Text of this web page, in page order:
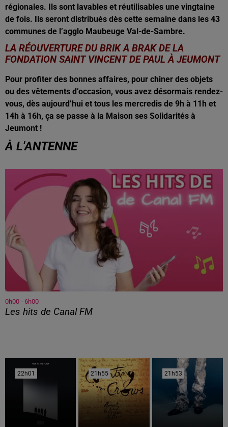
régionales. Ils sont lavables et réutilisables une vingtaine
de fois. Ils seront distribués dès cette semaine dans les 43
communes de l’agglo Maubeuge Val-de-Sambre.
LA RÉOUVERTURE DU BRIK A BRAK DE LA
FONDATION SAINT VINCENT DE PAUL À JEUMONT
Pour profiter des bonnes affaires, pour chiner des objets
ou des vêtements d’occasion, vous avez désormais rendez-
vous, dès aujourd’hui et tous les mercredis de 9h à 11h et
14h à 16h, ça se passe à la Maison ses Solidarités à
Jeumont !
À L'ANTENNE
0h00 - 6h00
Les hits de Canal FM
22h01
22h01 21h55
21h55 21h53
21h53